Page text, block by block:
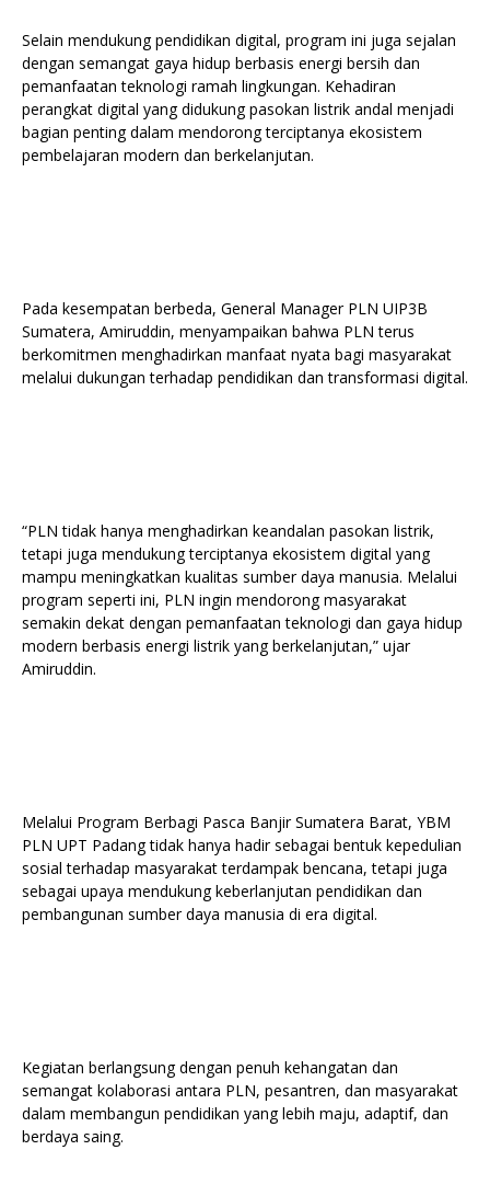
Selain mendukung pendidikan digital, program ini juga sejalan
dengan semangat gaya hidup berbasis energi bersih dan
pemanfaatan teknologi ramah lingkungan. Kehadiran
perangkat digital yang didukung pasokan listrik andal menjadi
bagian penting dalam mendorong terciptanya ekosistem
pembelajaran modern dan berkelanjutan.
Pada kesempatan berbeda, General Manager PLN UIP3B
Sumatera, Amiruddin, menyampaikan bahwa PLN terus
berkomitmen menghadirkan manfaat nyata bagi masyarakat
melalui dukungan terhadap pendidikan dan transformasi digital.
“PLN tidak hanya menghadirkan keandalan pasokan listrik,
tetapi juga mendukung terciptanya ekosistem digital yang
mampu meningkatkan kualitas sumber daya manusia. Melalui
program seperti ini, PLN ingin mendorong masyarakat
semakin dekat dengan pemanfaatan teknologi dan gaya hidup
modern berbasis energi listrik yang berkelanjutan,” ujar
Amiruddin.
Melalui Program Berbagi Pasca Banjir Sumatera Barat, YBM
PLN UPT Padang tidak hanya hadir sebagai bentuk kepedulian
sosial terhadap masyarakat terdampak bencana, tetapi juga
sebagai upaya mendukung keberlanjutan pendidikan dan
pembangunan sumber daya manusia di era digital.
Kegiatan berlangsung dengan penuh kehangatan dan
semangat kolaborasi antara PLN, pesantren, dan masyarakat
dalam membangun pendidikan yang lebih maju, adaptif, dan
berdaya saing.